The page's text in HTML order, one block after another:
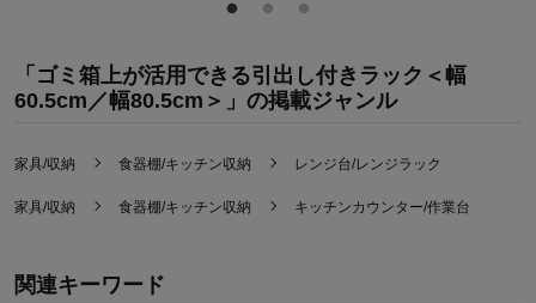
「ゴミ箱上が活用できる引出し付きラック＜幅
60.5cm／幅80.5cm＞」の掲載ジャンル
家具/収納 食器棚/キッチン収納 レンジ台/レンジラック
家具/収納 食器棚/キッチン収納 キッチンカウンター/作業台
関連キーワード